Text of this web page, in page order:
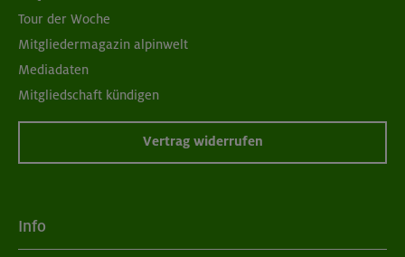
Tour der Woche
Mitgliedermagazin alpinwelt
Mediadaten
Mitgliedschaft kündigen
Vertrag widerrufen
Info